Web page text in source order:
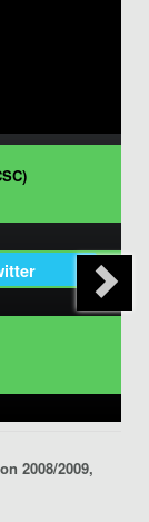
2008/2009,